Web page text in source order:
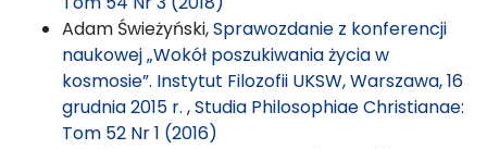
Adam Świeżyński,Sprawozdanie z konferencji
naukowej „Wokół poszukiwania życia w
kosmosie”. Instytut Filozofii UKSW, Warszawa, 16
grudnia 2015 r. ,Studia Philosophiae Christianae:
Tom 52 Nr 1 (2016)